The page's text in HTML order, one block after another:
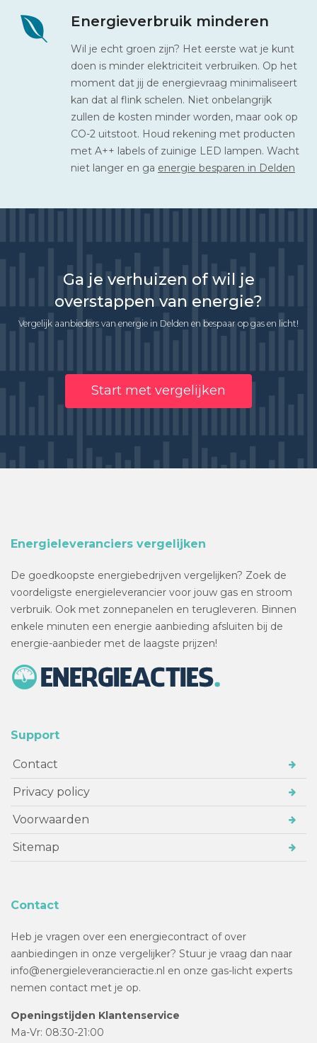
Energieverbruik minderen
Wil je echt groen zijn? Het eerste wat je kunt
doen is minder elektriciteit verbruiken. Op het
moment dat jij de energievraag minimaliseert
kan dat al flink schelen. Niet onbelangrijk
zullen de kosten minder worden, maar ook op
CO-2 uitstoot. Houd rekening met producten
met A++ labels of zuinige LED lampen. Wacht
niet langer en ga energie besparen in Delden
Ga je verhuizen of wil je
overstappen van energie?
Vergelijk aanbieders van energie in Delden en bespaar op gas en licht!
Start met vergelijken
Energieleveranciers vergelijken
De goedkoopste energiebedrijven vergelijken? Zoek de
voordeligste energieleverancier voor jouw gas en stroom
verbruik. Ook met zonnepanelen en terugleveren. Binnen
enkele minuten een energie aanbieding afsluiten bij de
energie-aanbieder met de laagste prijzen!
Support
Contact
Privacy policy
Voorwaarden
Sitemap
Contact
Heb je vragen over een energiecontract of over
aanbiedingen in onze vergelijker? Stuur je vraag dan naar
info@energieleverancieractie.nl en onze gas-licht experts
nemen contact met je op.
Openingstijden Klantenservice
Ma-Vr: 08:30-21:00